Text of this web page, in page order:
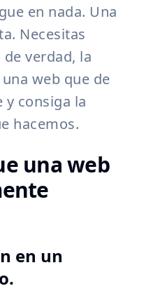
en nada. Una
Necesitas
de verdad, la
web que de
y consiga la
hacemos.
una web
en un